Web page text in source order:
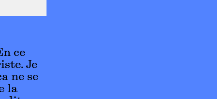
ce
Je
ne se
la